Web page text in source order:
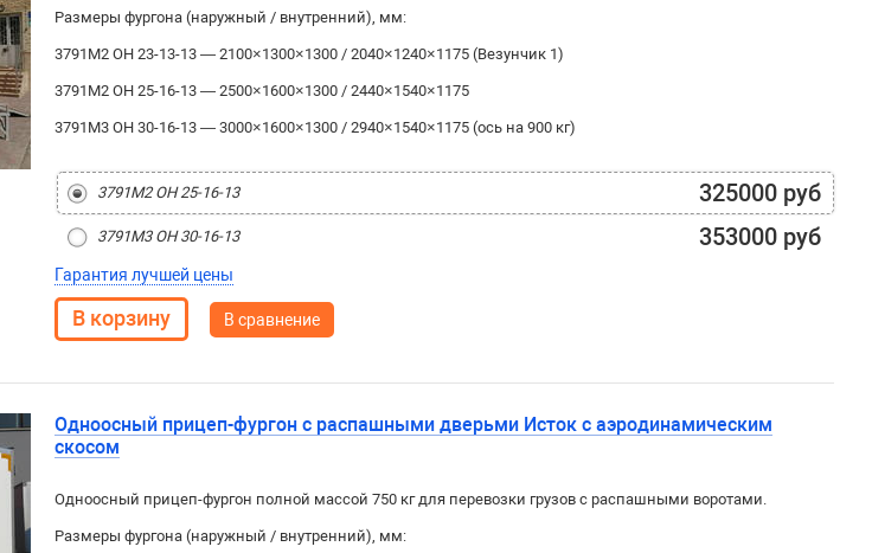
Размеры фургона (наружный / внутренний), мм:
3791М2 ОН 23-13-13 — 2100×1300×1300 / 2040×1240×1175 (Везунчик 1)
3791М2 ОН 25-16-13 — 2500×1600×1300 / 2440×1540×1175
3791М3 ОН 30-16-13 — 3000×1600×1300 / 2940×1540×1175 (ось на 900 кг)
3791М2 ОН 25-16-13 325000 руб
3791М3 ОН 30-16-13 353000 руб
Гарантия лучшей цены
В сравнение
Одноосный прицеп-фургон с распашными дверьми Исток с аэродинамическим
скосом
Одноосный прицеп-фургон полной массой 750 кг для перевозки грузов с распашными воротами.
Размеры фургона (наружный / внутренний), мм: